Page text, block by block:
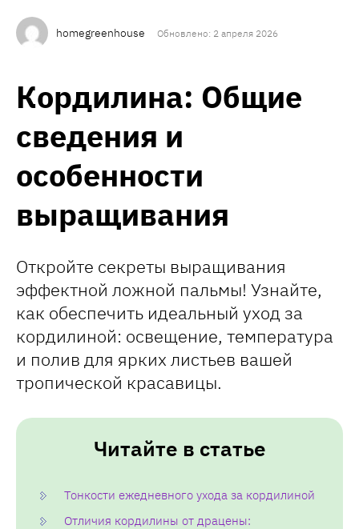
homegreenhouse Обновлено: 2 апреля 2026
Кордилина: Общие
сведения и
особенности
выращивания
Откройте секреты выращивания
эффектной ложной пальмы! Узнайте,
как обеспечить идеальный уход за
кордилиной: освещение, температура
и полив для ярких листьев вашей
тропической красавицы.
Читайте в статье
Тонкости ежедневного ухода за кордилиной
Отличия кордилины от драцены: